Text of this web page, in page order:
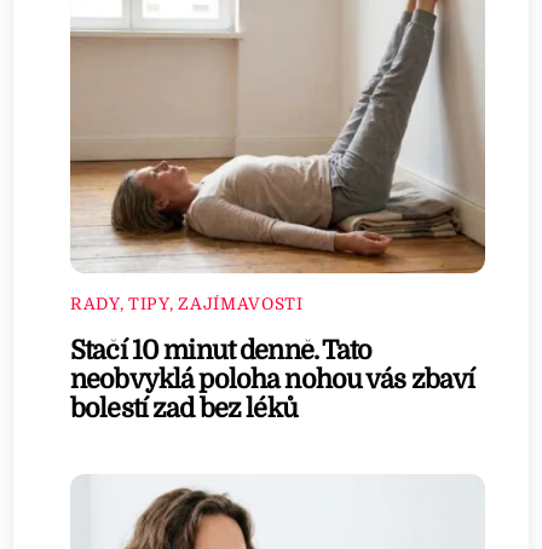
RADY, TIPY, ZAJÍMAVOSTI
Stačí 10 minut denně. Tato
neobvyklá poloha nohou vás zbaví
bolestí zad bez léků